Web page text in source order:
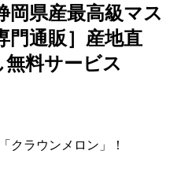
岡県産最高級マス
門通販］産地直
料サービス
クラウンメロン」！